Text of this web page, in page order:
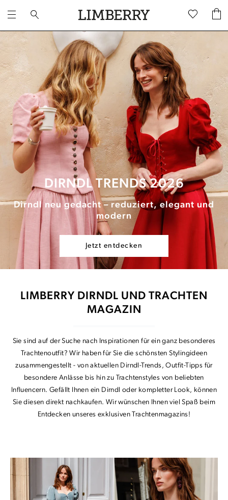
DIRNDL TRENDS 2026
Dirndl neu gedacht – reduziert, elegant und
modern
Jetzt entdecken
LIMBERRY DIRNDL UND TRACHTEN
MAGAZIN
Sie sind auf der Suche nach Inspirationen für ein ganz besonderes
Trachtenoutfit? Wir haben für Sie die schönsten Stylingideen
zusammengestellt - von aktuellen Dirndl-Trends, Outfit-Tipps für
besondere Anlässe bis hin zu Trachtenstyles von beliebten
Influencern. Gefällt Ihnen ein Dirndl oder kompletter Look, können
Sie diesen direkt nachkaufen. Wir wünschen Ihnen viel Spaß beim
Entdecken unseres exklusiven Trachtenmagazins!